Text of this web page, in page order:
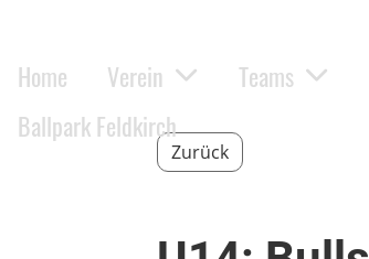
Home Verein Teams
Ballpark Feldkirch
Zurück